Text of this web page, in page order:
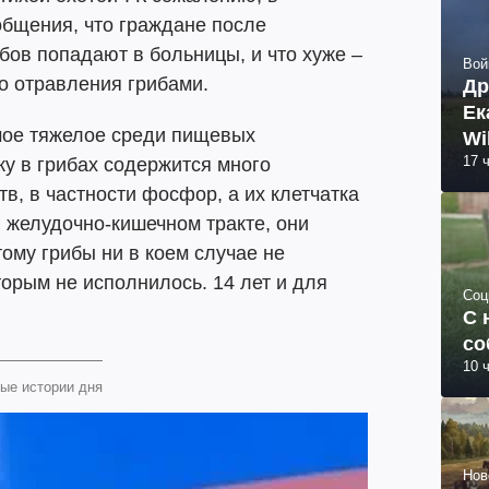
что граждане после
попадают в больницы, и что хуже –
отравления грибами.
тяжелое среди пищевых
в грибах содержится много
в частности фосфор, а их клетчатка
кишечном тракте, они
грибы ни в коем случае не
не исполнилось. 14 лет и для
истории дня
17
С
10